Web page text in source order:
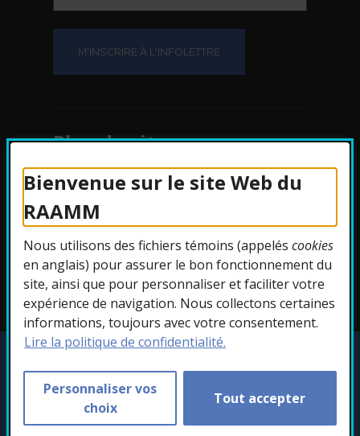
Bienvenue sur le site Web du
RAAMM
Nous utilisons des fichiers témoins (appeléscookies
en anglais) pour assurer le bon fonctionnement du
site, ainsi que pour personnaliser et faciliter votre
expérience de navigation. Nous collectons certaines
informations, toujours avec votre consentement.
Lire la politique de confidentialité.
Personnaliser vos
choix
Tout accepter
Plan du site
Protection des
renseignements
Accessibilité
réservés.
Personnaliser les témoins
Conception :Ekloweb - Cet hyperlien